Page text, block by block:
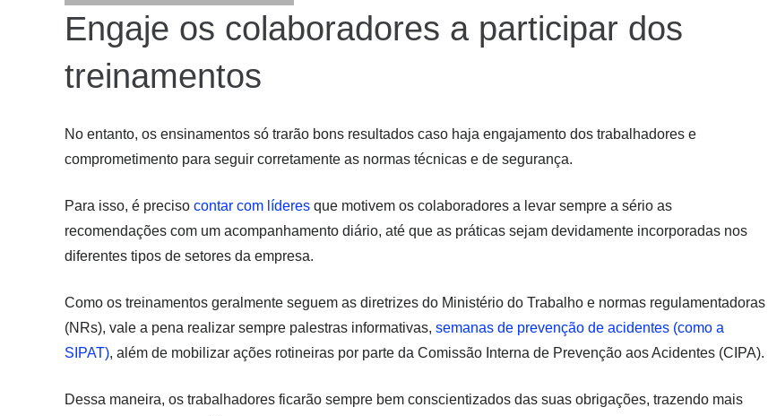
Engaje os colaboradores a participar dos
treinamentos
No entanto, os ensinamentos só trarão bons resultados caso haja engajamento dos trabalhadores e
comprometimento para seguir corretamente as normas técnicas e de segurança.
Para isso, é preciso contar com líderes que motivem os colaboradores a levar sempre a sério as
recomendações com um acompanhamento diário, até que as práticas sejam devidamente incorporadas nos
diferentes tipos de setores da empresa.
Como os treinamentos geralmente seguem as diretrizes do Ministério do Trabalho e normas regulamentadoras
(NRs), vale a pena realizar sempre palestras informativas, semanas de prevenção de acidentes (como a
SIPAT), além de mobilizar ações rotineiras por parte da Comissão Interna de Prevenção aos Acidentes (CIPA).
Dessa maneira, os trabalhadores ficarão sempre bem conscientizados das suas obrigações, trazendo mais